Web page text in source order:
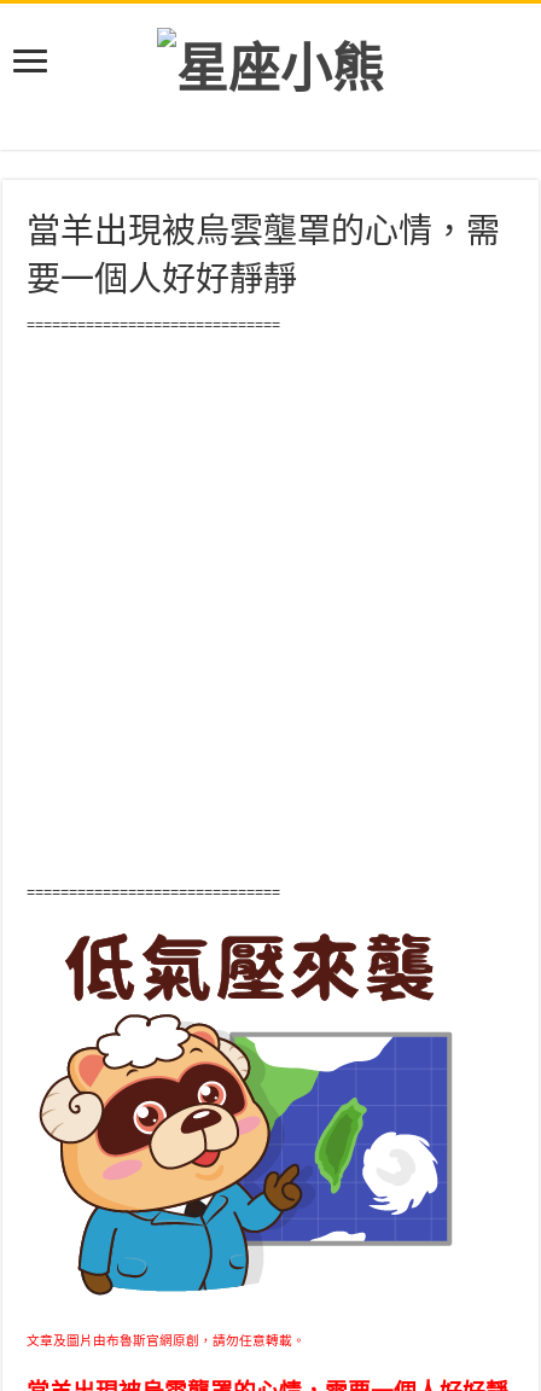
當羊出現被烏雲壟罩的心情，需
要一個人好好靜靜
==============================
==============================
文章及圖片由布魯斯官網原創，請勿任意轉載。